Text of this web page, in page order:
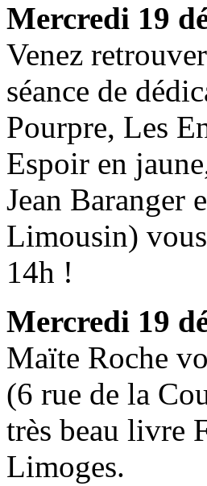
Mercredi 19
Venez
séance de
Pourpre, Les
Espoir en
Jean Baranger
Limousin)
14h !
Mercredi 19
Maïte Roche
(6 rue de la
très beau livre
Limoges.